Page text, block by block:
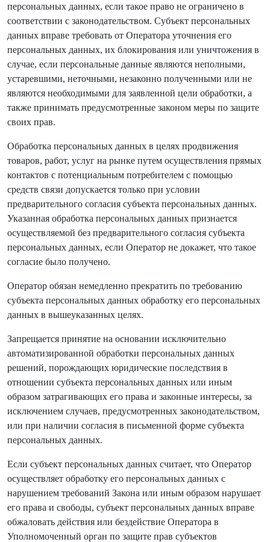
персональных данных, если такое право не ограничено в
соответствии с законодательством. Субъект персональных
данных вправе требовать от Оператора уточнения его
персональных данных, их блокирования или уничтожения в
случае, если персональные данные являются неполными,
устаревшими, неточными, незаконно полученными или не
являются необходимыми для заявленной цели обработки, а
также принимать предусмотренные законом меры по защите
своих прав.
Обработка персональных данных в целях продвижения
товаров, работ, услуг на рынке путем осуществления прямых
контактов с потенциальным потребителем с помощью
средств связи допускается только при условии
предварительного согласия субъекта персональных данных.
Указанная обработка персональных данных признается
осуществляемой без предварительного согласия субъекта
персональных данных, если Оператор не докажет, что такое
согласие было получено.
Оператор обязан немедленно прекратить по требованию
субъекта персональных данных обработку его персональных
данных в вышеуказанных целях.
Запрещается принятие на основании исключительно
автоматизированной обработки персональных данных
решений, порождающих юридические последствия в
отношении субъекта персональных данных или иным
образом затрагивающих его права и законные интересы, за
исключением случаев, предусмотренных законодательством,
или при наличии согласия в письменной форме субъекта
персональных данных.
Если субъект персональных данных считает, что Оператор
осуществляет обработку его персональных данных с
нарушением требований Закона или иным образом нарушает
его права и свободы, субъект персональных данных вправе
обжаловать действия или бездействие Оператора в
Уполномоченный орган по защите прав субъектов